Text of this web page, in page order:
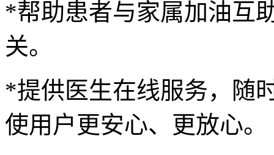
*帮助患者与家属加油互
关。
*提供医生在线服务，随
使用户更安心、更放心。